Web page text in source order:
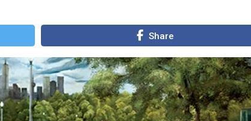
Share